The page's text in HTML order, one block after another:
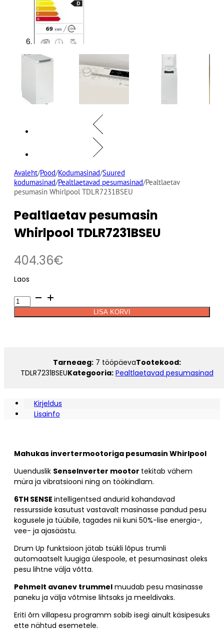
Avaleht/Pood/Kodumasinad/Suured
kodumasinad/Pealtlaetavad pesumasinad/Pealtlaetav
pesumasin Whirlpool TDLR7231BSEU
Pealtlaetav pesumasin
Whirlpool TDLR7231BSEU
404.36€
Laos
Pealtlaetav
pesumasin
Whirlpool
LISA KORVI
Alternative:
Tarneaeg: 7 tööpäevaTootekood:
TDLR7231BSEUKategooria: Pealtlaetavad pesumasinad
Kirjeldus
Lisainfo
Mahukas invertermootoriga pesumasin Whirlpool
Uuenduslik SenseInverter mootor tekitab vähem
müra ja vibratsiooni ning on töökindlam.
6TH SENSE intelligentsed andurid kohandavad
ressursside kasutust vastavalt masinasse pandud pesu
kogusele ja tüübile, tagades nii kuni 50%-lise energia-,
vee- ja ajasäästu.
Drum Up funktsioon jätab tsükli lõpus trumli
automaatselt luugiga ülespoole, et pesumasinast oleks
pesu lihtne välja võtta.
Pehmelt avanev trummel muudab pesu masinasse
paneku ja välja võtmise lihtsaks ja meeldivaks.
Eriti õrn villapesu programm sobib isegi ainult käsipesuks
ette nähtud esemetele.